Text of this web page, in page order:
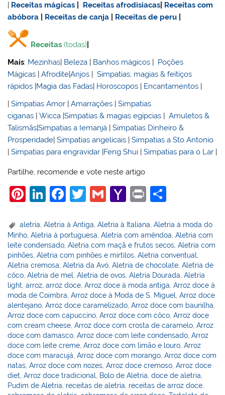
| Receitas mágicas Receitas afrodisiacas Receitas com
abóbora
Receitas de canja Receitas de peru
Receitas (todas)
Mais: Mezinhas| Beleza | Banhos mágicos | Poções
Mágicas |Afrodite|Anjos |Simpatias, magias & feitiços
rápidos |Magia das Fadas| Horoscopos | Encantamentos |
|Simpatias Amor |Amarrações |Simpatias
ciganas |Wicca |Simpatias & magias egípcias |Amuletos &
Talismãs|Simpatias a Iemanjá |Simpatias Dinheiro &
Prosperidade |Simpatias angelicais |Simpatias a Sto Antonio
|Simpatias para engravidar Feng Shui |Simpatias para o Lar
Partilhe, recomende e vote neste artigo
Pi
er
e
st
Li
k
e
dI
n
F
c
e
b
o
o
k
T
itt
er
G
ai
l
Y
h
o
o
M
ai
l
Pr
t
ar
e
aletria ,Aletria à Antiga ,Aletria à Italiana ,Aletria à moda do
Minho,Aletria à portuguesa,Aletria com amêndoa,Aletria com
leite condensado,Aletria com maçã e frutos secos,Aletria com
pinhões,Aletria com pinhões e mirtilos,Aletria conventual,
Aletria cremosa,Aletria da Avó,Aletria de chocolate,Aletria de
côco,Aletria de mel,Aletria de ovos,Aletria Dourada,Aletria
light,arroz,arroz doce,Arroz doce á moda antiga,Arroz doce á
moda de Coimbra,Arroz doce à Moda de S. Miguel,Arroz doce
alentejano,Arroz doce caramelizado,Arroz doce com baunilha,
Arroz doce com capuccino,Arroz doce com côco,Arroz doce
com cream cheese,Arroz doce com crosta de caramelo,Arroz
doce com damasco,Arroz doce com leite condensado,Arroz
doce com leite creme,Arroz doce com limão e louro,Arroz
doce com maracujá,Arroz doce com morango,Arroz doce com
natas,Arroz doce com nozes,Arroz doce cremoso,Arroz doce
diet,Arroz doce tradicional, Bolo de Aletria,doce de aletria,
Pudim de Aletria, receitas de aletria, receitas de arroz doce,